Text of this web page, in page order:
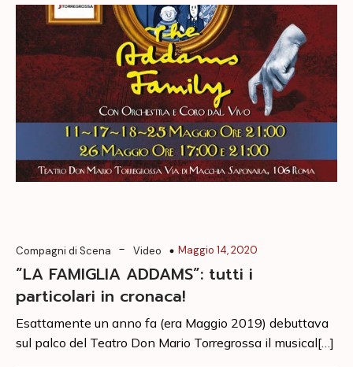
Compagni di Scena - Video Maggio 14, 2020
“LA FAMIGLIA ADDAMS”: tutti i
particolari in cronaca!
Esattamente un anno fa (era Maggio 2019) debuttava
sul palco del Teatro Don Mario Torregrossa il musical[…]